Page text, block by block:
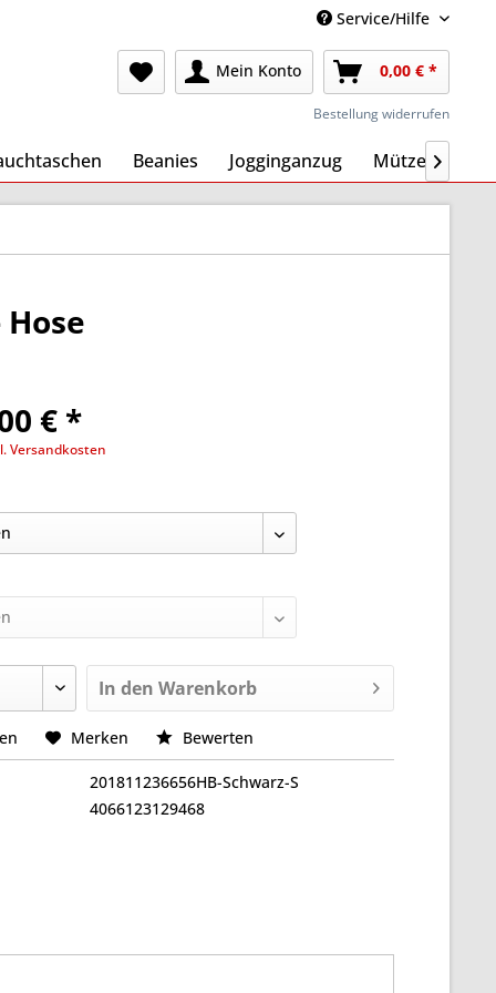
Service/Hilfe
Mein Konto 0,00 € *
Bestellung widerrufen
Beanies Jogginganzug Mützen
€ *
Versandkosten
In den Warenkorb
Merken Bewerten
201811236656HB-Schwarz-S
4066123129468